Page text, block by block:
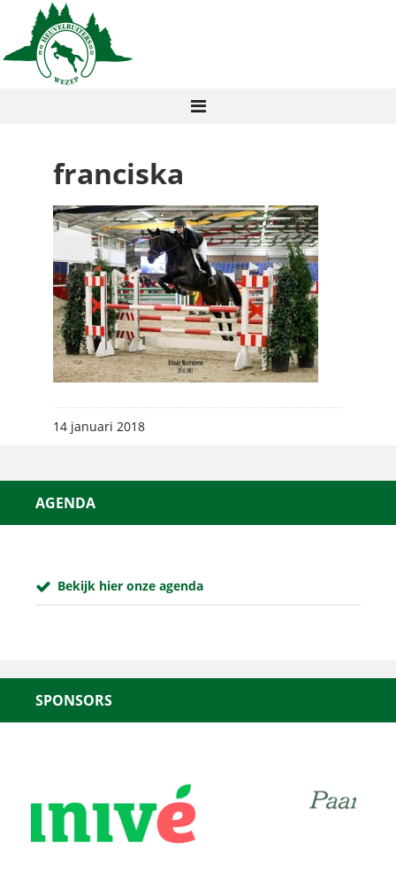
franciska
14 januari 2018
AGENDA
Bekijk hier onze agenda
SPONSORS